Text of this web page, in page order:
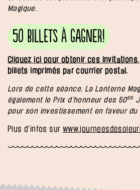
Magique.
50 billets à gagner!
Cliquez ici pour obtenir ces invitations.
billets imprimés par courrier postal.
Lors de cette séance, La Lanterne
également le Prix d’honneur des 50es
pour son investissement en faveur du
Plus d’infos sur